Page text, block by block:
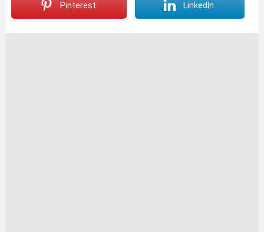
Pinterest LinkedIn